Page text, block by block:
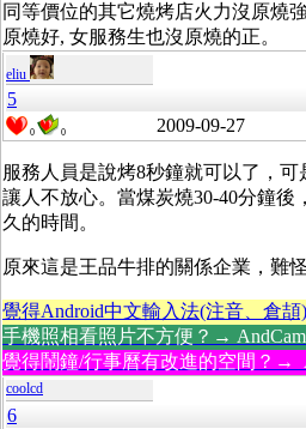
同等價位的其它燒烤店火力沒原燒
原燒好, 女服務生也沒原燒的正。
eliu
5
0 0 2009-09-27
服務人員是說烤8秒鐘就可以了，可
讓人不放心。當煤炭燒30-40分鐘後
久的時間。
原來這是王品牛排的關係企業，難
覺得Android中文輸入法(注音、倉
手機照相看照片不方便？→
覺得鬧鐘/行事曆有改進的空間？→
coolcd
6